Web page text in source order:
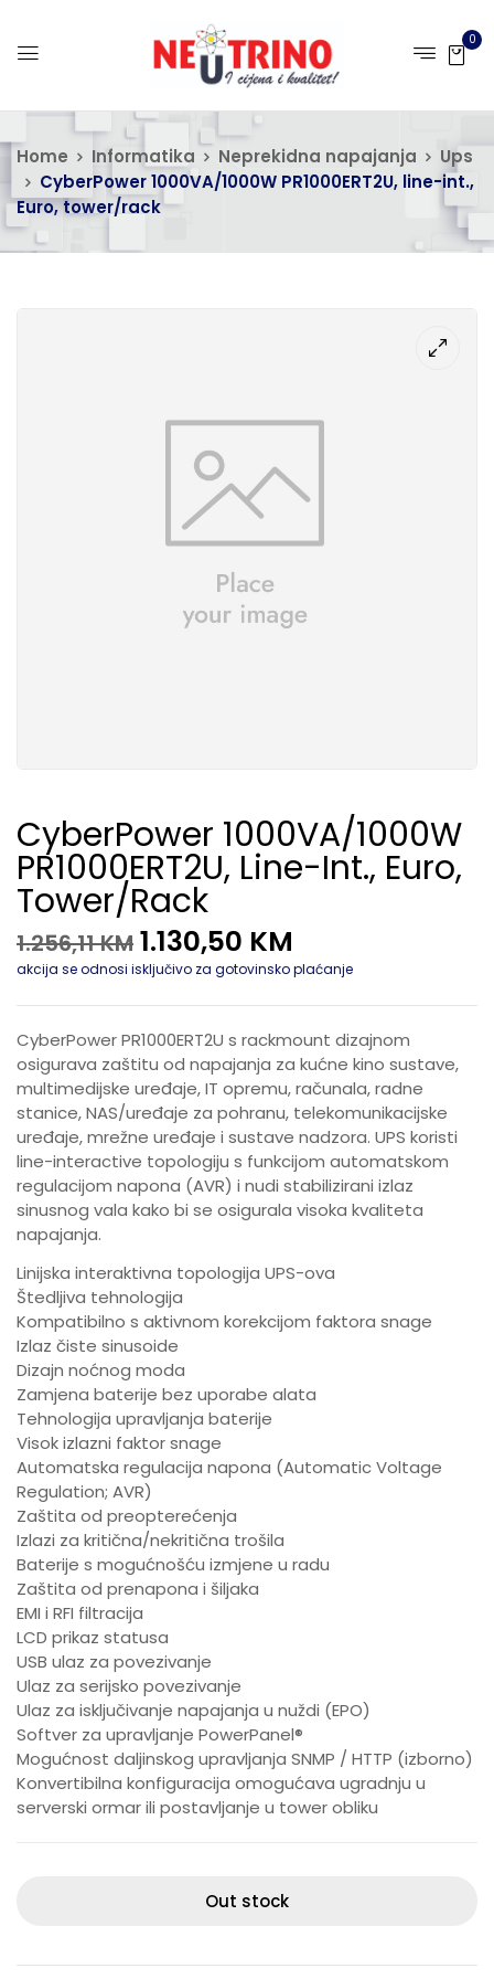
0
Home Informatika Neprekidna napajanja
Ups
CyberPower 1000VA/1000W PR1000ERT2U, line-int.,
Euro, tower/rack
CyberPower 1000VA/1000W
PR1000ERT2U, Line-Int., Euro,
Tower/rack
1.256,11KM 1.130,50 KM
akcija se odnosi isključivo za gotovinsko plaćanje
CyberPower PR1000ERT2U s rackmount dizajnom
osigurava zaštitu od napajanja za kućne kino sustave,
multimedijske uređaje, IT opremu, računala, radne
stanice, NAS/uređaje za pohranu, telekomunikacijske
uređaje, mrežne uređaje i sustave nadzora. UPS koristi
line-interactive topologiju s funkcijom automatskom
regulacijom napona (AVR) i nudi stabilizirani izlaz
sinusnog vala kako bi se osigurala visoka kvaliteta
napajanja.
Linijska interaktivna topologija UPS-ova
Štedljiva tehnologija
Kompatibilno s aktivnom korekcijom faktora snage
Izlaz čiste sinusoide
Dizajn noćnog moda
Zamjena baterije bez uporabe alata
Tehnologija upravljanja baterije
Visok izlazni faktor snage
Automatska regulacija napona (Automatic Voltage
Regulation; AVR)
Zaštita od preopterećenja
Izlazi za kritična/nekritična trošila
Baterije s mogućnošću izmjene u radu
Zaštita od prenapona i šiljaka
EMI i RFI filtracija
LCD prikaz statusa
USB ulaz za povezivanje
Ulaz za serijsko povezivanje
Ulaz za isključivanje napajanja u nuždi (EPO)
Softver za upravljanje PowerPanel®
Mogućnost daljinskog upravljanja SNMP / HTTP (izborno)
Konvertibilna konfiguracija omogućava ugradnju u
serverski ormar ili postavljanje u tower obliku
Out stock